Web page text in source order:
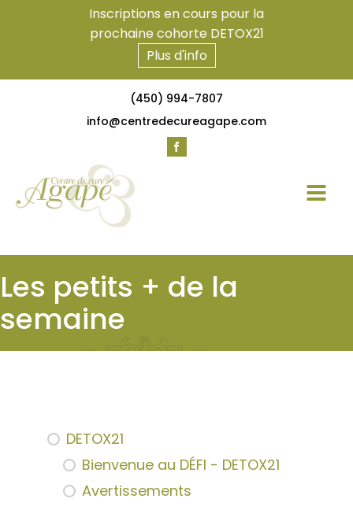
Inscriptions en cours pour la
prochaine cohorte DETOX21
Plus d'info
(450) 994-7807
info@centredecureagape.com
Les petits + de la
semaine
DETOX21
Bienvenue au DÉFI - DETOX21
Avertissements